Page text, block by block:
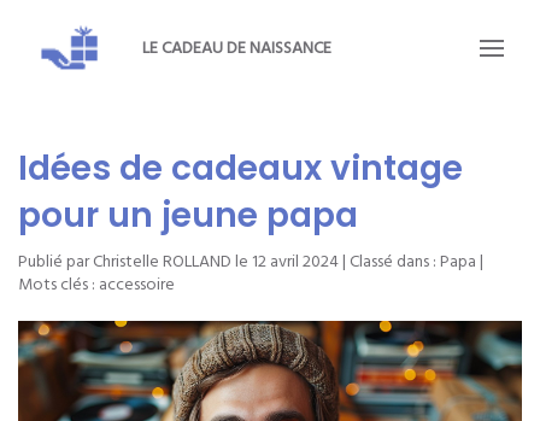
LE CADEAU DE NAISSANCE
Idées de cadeaux vintage
pour un jeune papa
Publié par Christelle ROLLAND le 12 avril 2024| Classé dans : Papa |
Mots clés : accessoire